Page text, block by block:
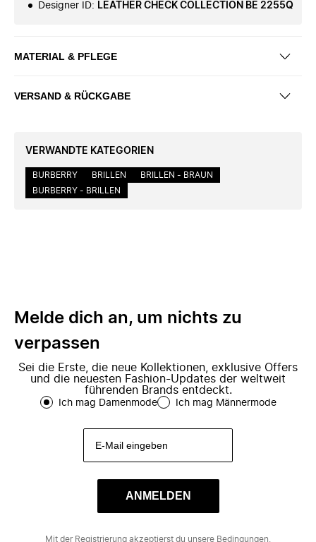
Designer ID: LEATHER CHECK COLLECTION BE 2255Q
MATERIAL & PFLEGE
VERSAND & RÜCKGABE
VERWANDTE KATEGORIEN
BURBERRY BRILLEN
BRILLEN - BRAUN
BURBERRY - BRILLEN
Melde dich an, um nichts zu
verpassen
Sei die Erste, die neue Kollektionen, exklusive Offers
und die neuesten Fashion-Updates der weltweit
führenden Brands entdeckt.
Ich mag Damenmode Ich mag Männermode
ANMELDEN
Mit der Registrierung akzeptierst du unsere Bedingungen